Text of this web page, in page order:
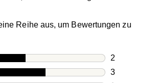
Reihe aus, um Bewertungen zu
2
2
3